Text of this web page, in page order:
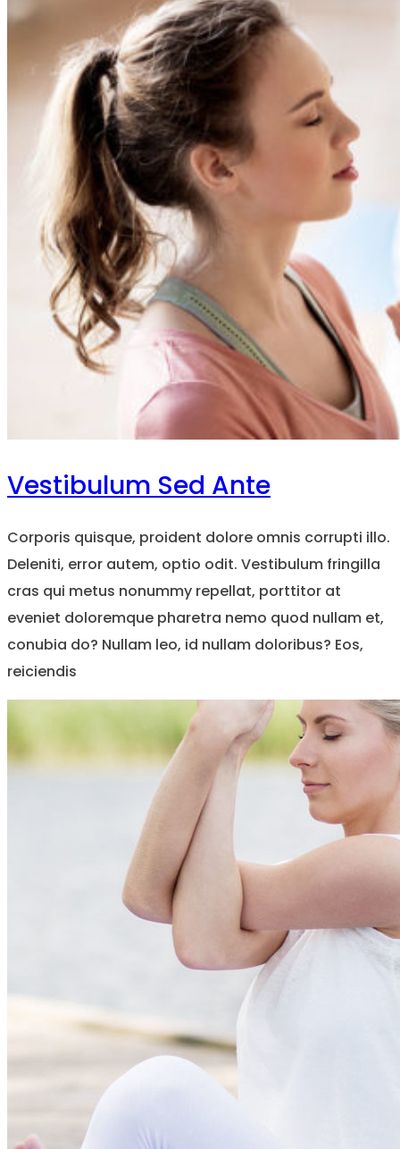
Vestibulum Sed Ante
Corporis quisque, proident dolore omnis corrupti illo.
Deleniti, error autem, optio odit. Vestibulum fringilla
cras qui metus nonummy repellat, porttitor at
eveniet doloremque pharetra nemo quod nullam et,
conubia do? Nullam leo, id nullam doloribus? Eos,
reiciendis